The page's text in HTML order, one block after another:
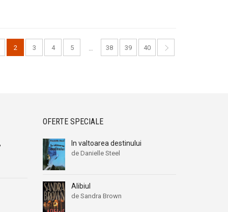
2 3 4 5 38 39 40
OFERTE SPECIALE
In valtoarea destinului
de Danielle Steel
Alibiul
de Sandra Brown